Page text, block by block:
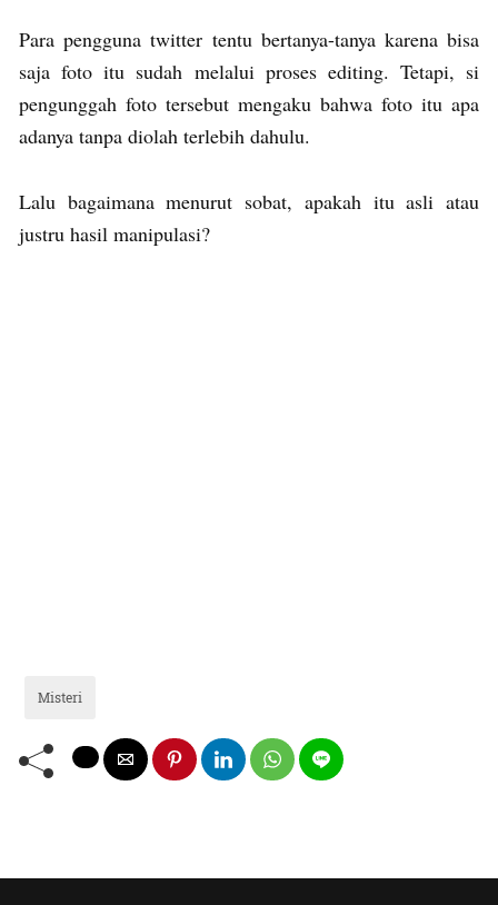
Para pengguna twitter tentu bertanya-tanya karena bisa
saja foto itu sudah melalui proses editing. Tetapi, si
pengunggah foto tersebut mengaku bahwa foto itu apa
adanya tanpa diolah terlebih dahulu.
Lalu bagaimana menurut sobat, apakah itu asli atau
justru hasil manipulasi?
Misteri